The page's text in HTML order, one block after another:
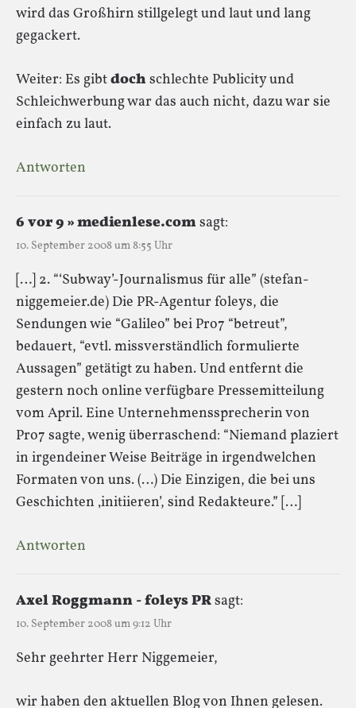
wird das Großhirn stillgelegt und laut und lang
gegackert.
Weiter: Es gibtdoch schlechte Publicity und
Schleichwerbung war das auch nicht, dazu war sie
einfach zu laut.
Antworten
6 vor 9 » medienlese.comsagt:
10. September 2008 um 8:55 Uhr
[…] 2. “‘Subway’-Journalismus für alle” (stefan-
niggemeier.de) Die PR-Agentur foleys, die
Sendungen wie “Galileo” bei Pro7 “betreut”,
bedauert, “evtl. missverständlich formulierte
Aussagen” getätigt zu haben. Und entfernt die
gestern noch online verfügbare Pressemitteilung
vom April. Eine Unternehmenssprecherin von
Pro7 sagte, wenig überraschend: “Niemand plaziert
in irgendeiner Weise Beiträge in irgendwelchen
Formaten von uns. (…) Die Einzigen, die bei uns
Geschichten ‚initiieren’, sind Redakteure.” […]
Antworten
Axel Roggmann - foleys PRsagt:
10. September 2008 um 9:12 Uhr
Sehr geehrter Herr Niggemeier,
wir haben den aktuellen Blog von Ihnen gelesen.